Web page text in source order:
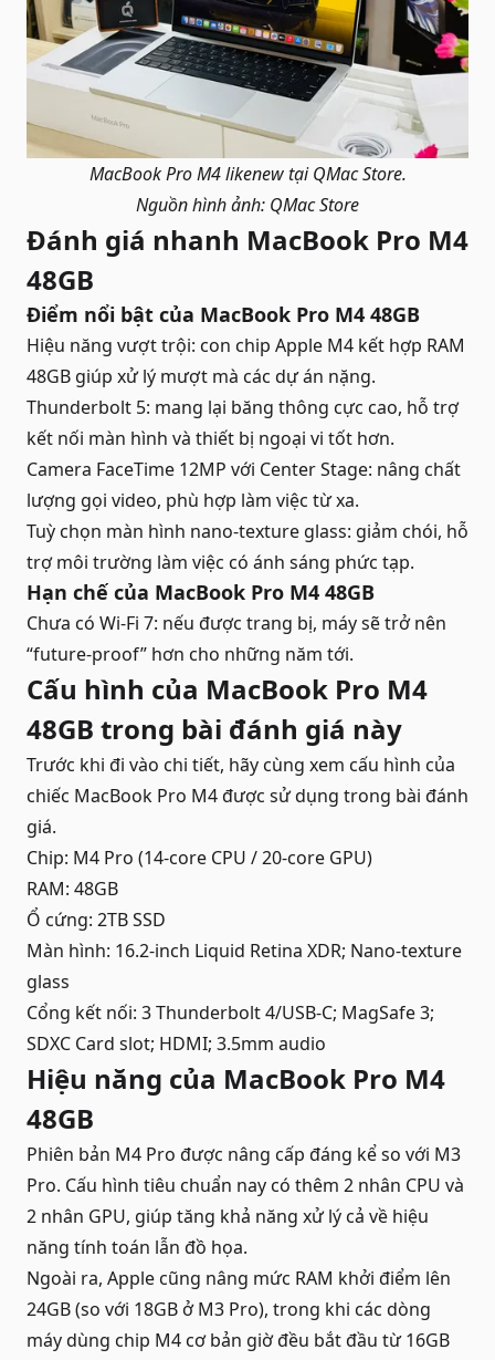
MacBook Pro M4 likenew tại QMac Store.
Nguồn hình ảnh: QMac Store
Đánh giá nhanh MacBook Pro M4
48GB
Điểm nổi bật của MacBook Pro M4 48GB
Hiệu năng vượt trội: con chip Apple M4 kết hợp RAM
48GB giúp xử lý mượt mà các dự án nặng.
Thunderbolt 5: mang lại băng thông cực cao, hỗ trợ
kết nối màn hình và thiết bị ngoại vi tốt hơn.
Camera FaceTime 12MP với Center Stage: nâng chất
lượng gọi video, phù hợp làm việc từ xa.
Tuỳ chọn màn hình nano-texture glass: giảm chói, hỗ
trợ môi trường làm việc có ánh sáng phức tạp.
Hạn chế của MacBook Pro M4 48GB
Chưa có Wi-Fi 7: nếu được trang bị, máy sẽ trở nên
“future-proof” hơn cho những năm tới.
Cấu hình của MacBook Pro M4
48GB trong bài đánh giá này
Trước khi đi vào chi tiết, hãy cùng xem cấu hình của
chiếc MacBook Pro M4 được sử dụng trong bài đánh
giá.
Chip: M4 Pro (14-core CPU / 20-core GPU)
RAM: 48GB
Ổ cứng: 2TB SSD
Màn hình: 16.2-inch Liquid Retina XDR; Nano-texture
glass
Cổng kết nối: 3 Thunderbolt 4/USB-C; MagSafe 3;
SDXC Card slot; HDMI; 3.5mm audio
Hiệu năng của MacBook Pro M4
48GB
Phiên bản M4 Pro được nâng cấp đáng kể so với M3
Pro. Cấu hình tiêu chuẩn nay có thêm 2 nhân CPU và
2 nhân GPU, giúp tăng khả năng xử lý cả về hiệu
năng tính toán lẫn đồ họa.
Ngoài ra, Apple cũng nâng mức RAM khởi điểm lên
24GB (so với 18GB ở M3 Pro), trong khi các dòng
máy dùng chip M4 cơ bản giờ đều bắt đầu từ 16GB